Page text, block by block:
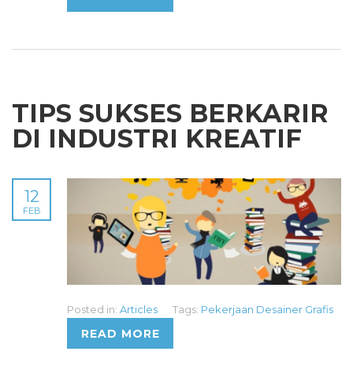
TIPS SUKSES BERKARIR
DI INDUSTRI KREATIF
12
FEB
Posted in: Articles Tags: Pekerjaan Desainer Grafis
READ MORE